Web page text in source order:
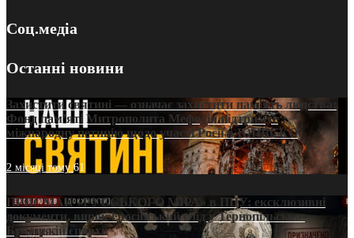
Соц.медіа
Останні новини
Захистити святині — означає захистити пам’ять людства:
Фонд пам’яті Митрополита Мефодія підтримує
міжнародну петицію щодо участі Росії в ЮНЕСКО
2 місяці тому61
ПРИСМАК «РУССЬКОГО МІРА» в ПЦУ: ексклюзивні
документи, вирок і російський слід у Тернопільсько-
Бучацькій єпархії